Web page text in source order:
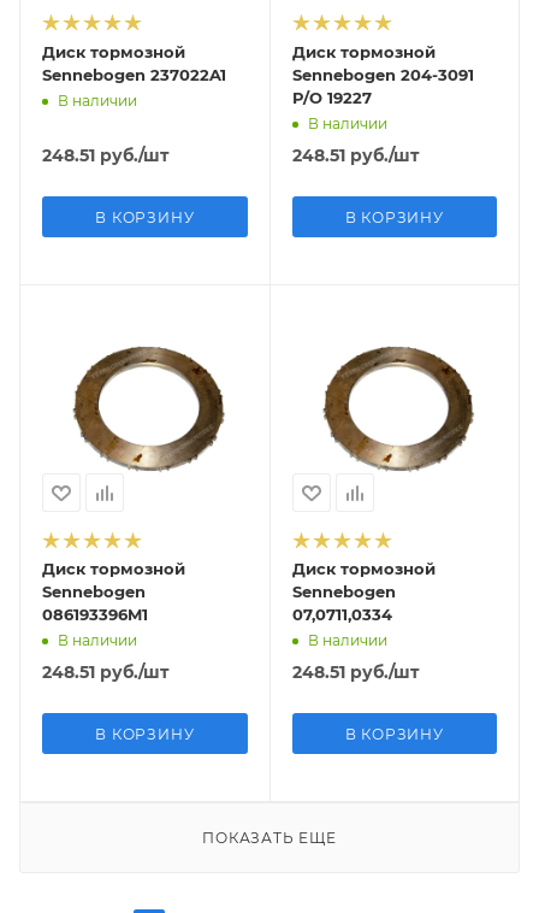
Диск тормозной
Sennebogen 237022A1
В наличии
248.51 руб./шт
В КОРЗИНУ
Диск тормозной
Sennebogen 204-3091
P/O 19227
В наличии
248.51руб./шт
В КОРЗИНУ
Диск тормозной
Sennebogen
086193396M1
В наличии
248.51 руб./шт
В КОРЗИНУ
Диск тормозной
Sennebogen
07,0711,0334
В наличии
248.51руб./шт
В КОРЗИНУ
ПОКАЗАТЬ ЕЩЕ